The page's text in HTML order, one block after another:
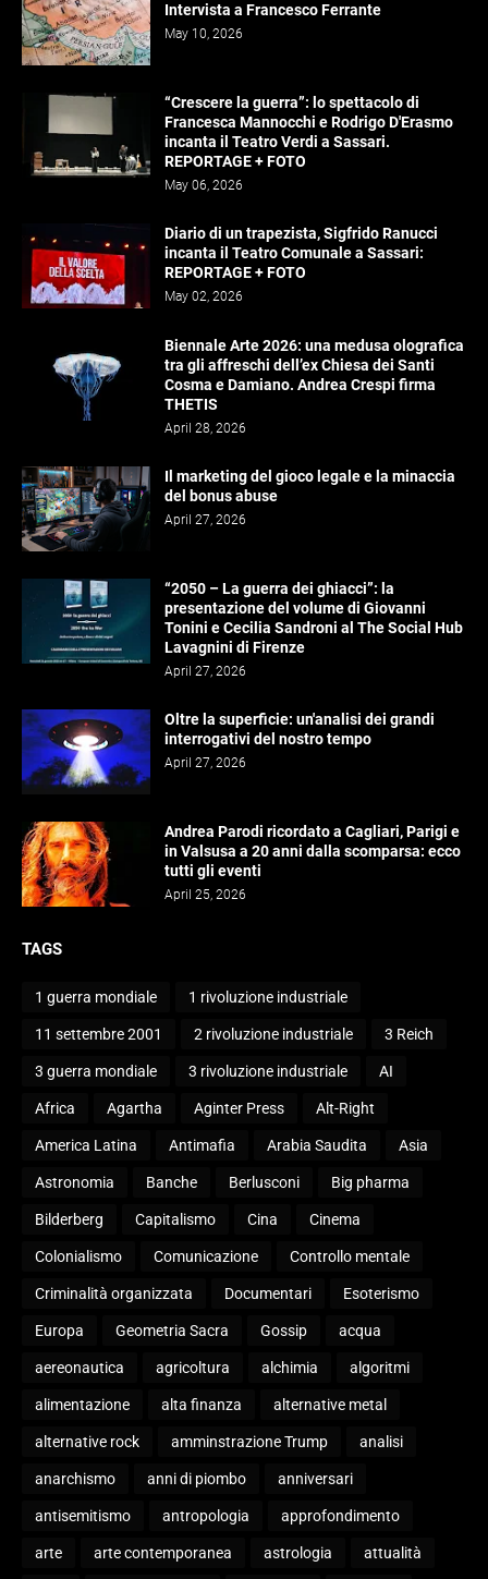
Intervista a Francesco Ferrante
May 10, 2026
“Crescere la guerra”: lo spettacolo di
Francesca Mannocchi e Rodrigo D'Erasmo
incanta il Teatro Verdi a Sassari.
REPORTAGE + FOTO
May 06, 2026
Diario di un trapezista, Sigfrido Ranucci
incanta il Teatro Comunale a Sassari:
REPORTAGE + FOTO
May 02, 2026
Biennale Arte 2026: una medusa olografica
tra gli affreschi dell’ex Chiesa dei Santi
Cosma e Damiano. Andrea Crespi firma
THETIS
April 28, 2026
Il marketing del gioco legale e la minaccia
del bonus abuse
April 27, 2026
“2050 – La guerra dei ghiacci”: la
presentazione del volume di Giovanni
Tonini e Cecilia Sandroni al The Social Hub
Lavagnini di Firenze
April 27, 2026
Oltre la superficie: un'analisi dei grandi
interrogativi del nostro tempo
April 27, 2026
Andrea Parodi ricordato a Cagliari, Parigi e
in Valsusa a 20 anni dalla scomparsa: ecco
tutti gli eventi
April 25, 2026
TAGS
1 guerra mondiale 1 rivoluzione industriale
11 settembre 2001 2 rivoluzione industriale 3 Reich
3 guerra mondiale 3 rivoluzione industriale AI
Africa Agartha Aginter Press Alt-Right
America Latina Antimafia Arabia Saudita Asia
Astronomia Banche Berlusconi Big pharma
Bilderberg Capitalismo Cina Cinema
Colonialismo Comunicazione Controllo mentale
Criminalità organizzata Documentari Esoterismo
Europa Geometria Sacra Gossip acqua
aereonautica agricoltura alchimia algoritmi
alimentazione alta finanza alternative metal
alternative rock amminstrazione Trump analisi
anarchismo anni di piombo anniversari
antisemitismo antropologia approfondimento
arte arte contemporanea astrologia attualità